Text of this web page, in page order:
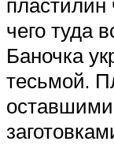
чего туда
Баночка
тесьмой.